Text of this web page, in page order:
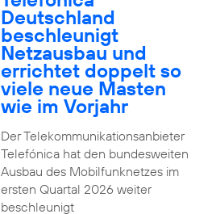
Deutschland
beschleunigt
Netzausbau und
errichtet doppelt so
viele neue Masten
wie im Vorjahr
Der Telekommunikationsanbieter
Telefónica hat den bundesweiten
Ausbau des Mobilfunknetzes im
ersten Quartal 2026 weiter
beschleunigt